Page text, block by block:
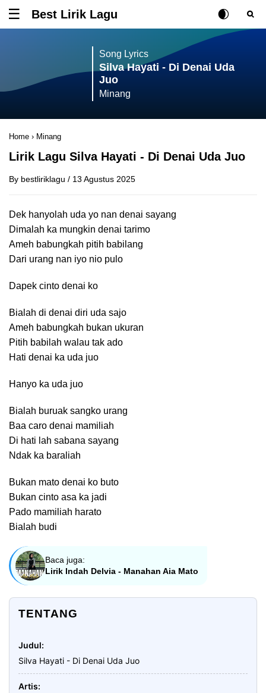
Tombol untuk membuka atau menutup menu
Best Lirik Lagu Rubah Posisi
Tombol
Song Lyrics
Silva Hayati - Di Denai Uda
Juo
Minang
Home › Minang
Lirik Lagu Silva Hayati - Di Denai Uda Juo
By bestliriklagu / 13 Agustus 2025
Dek hanyolah uda yo nan denai sayang
Dimalah ka mungkin denai tarimo
Ameh babungkah pitih babilang
Dari urang nan iyo nio pulo
Dapek cinto denai ko
Bialah di denai diri uda sajo
Ameh babungkah bukan ukuran
Pitih babilah walau tak ado
Hati denai ka uda juo
Hanyo ka uda juo
Bialah buruak sangko urang
Baa caro denai mamiliah
Di hati lah sabana sayang
Ndak ka baraliah
Bukan mato denai ko buto
Bukan cinto asa ka jadi
Pado mamiliah harato
Bialah budi
Baca juga:
Lirik Indah Delvia - Manahan Aia Mato
TENTANG
Judul
Silva Hayati - Di Denai Uda Juo
Artis